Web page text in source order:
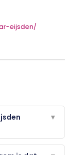
eijsden/
▼